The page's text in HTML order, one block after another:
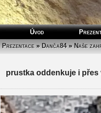
Úvod
Prezentace»Danča84»Naše
prustka oddenkuje i